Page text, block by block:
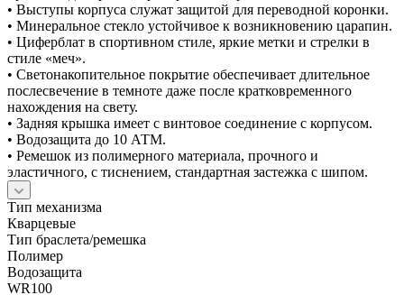
• Выступы корпуса служат защитой для переводной коронки.
• Минеральное стекло устойчивое к возникновению царапин.
• Циферблат в спортивном стиле, яркие метки и стрелки в
стиле «меч».
• Светонакопительное покрытие обеспечивает длительное
послесвечение в темноте даже после кратковременного
нахождения на свету.
• Задняя крышка имеет с винтовое соединение с корпусом.
• Водозащита до 10 АТМ.
• Ремешок из полимерного материала, прочного и
эластичного, с тиснением, стандартная застежка с шипом.
Тип механизма
Кварцевые
Тип браслета/ремешка
Полимер
Водозащита
WR100